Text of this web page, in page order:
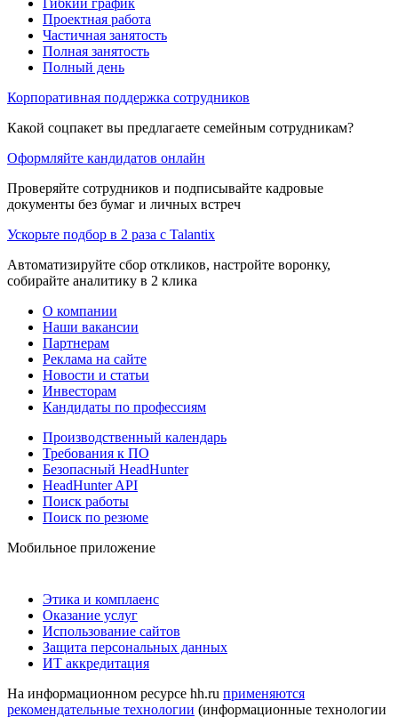
Проектная работа
Частичная занятость
Полная занятость
Полный день
Корпоративная поддержка сотрудников
Какой соцпакет вы предлагаете семейным сотрудникам?
Оформляйте кандидатов онлайн
Проверяйте сотрудников и подписывайте кадровые
документы без бумаг и личных встреч
Ускорьте подбор в 2 раза с Talantix
Автоматизируйте сбор откликов, настройте воронку,
собирайте аналитику в 2 клика
О компании
Наши вакансии
Партнерам
Реклама на сайте
Новости и статьи
Инвесторам
Кандидаты по профессиям
Производственный календарь
Требования к ПО
Безопасный HeadHunter
HeadHunter API
Поиск работы
Поиск по резюме
Мобильное приложение
Этика и комплаенс
Оказание услуг
Использование сайтов
Защита персональных данных
ИТ аккредитация
На информационном ресурсе hh.ru применяются
рекомендательные технологии (информационные технологии